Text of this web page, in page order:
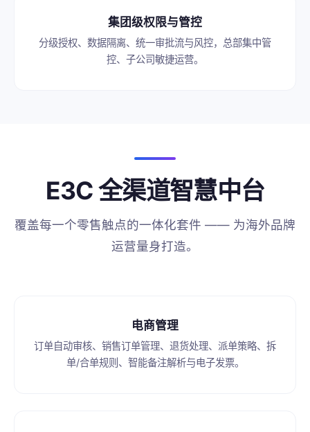
集团级权限与管控
分级授权、数据隔离、统一审批流与风控，总部集中管
控、子公司敏捷运营。
E3C 全渠道智慧中台
覆盖每一个零售触点的一体化套件 —— 为海外品牌
运营量身打造。
电商管理
订单自动审核、销售订单管理、退货处理、派单策略、拆
单/合单规则、智能备注解析与电子发票。